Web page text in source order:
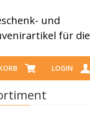
und
für
LOGIN